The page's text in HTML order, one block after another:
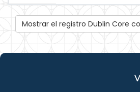
Mostrar el registro Dublin Core